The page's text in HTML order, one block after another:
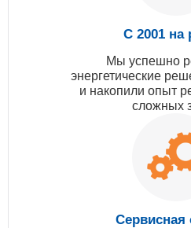
С 2001 на
Мы успешно
энергетические
и накопили опыт
сложных
Сервисная